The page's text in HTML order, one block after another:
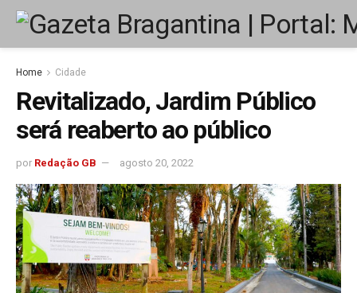
Home Cidade
Revitalizado, Jardim Público
será reaberto ao público
por Redação GB agosto 20, 2022